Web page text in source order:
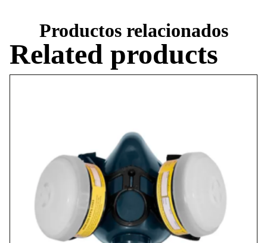
Productos relacionados
Related products